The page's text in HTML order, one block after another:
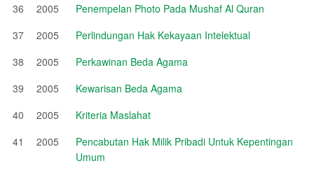
36
2005
Penempelan Photo Pada Mushaf Al Quran
37
2005
Perlindungan Hak Kekayaan Intelektual
38
2005
Perkawinan Beda Agama
39
2005
Kewarisan Beda Agama
40
2005
Kriteria Maslahat
41
2005
Pencabutan Hak Milik Pribadi Untuk Kepentingan
Umum